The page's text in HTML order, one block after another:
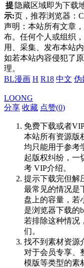
提
示:
隐藏区域即为下载
页，推荐浏览器：
声明：本站所有文章
布。任何个人或组织
用、采集、发布本站
如若本站内容侵犯了
理。
BL漫画 H R18 中文 伪
LOONG
分享 收藏 点赞(0)
免费下载或者
本站所有资源版
均只能用于参考
起版权纠纷，一
考 VIP介绍。
提示下载完但解
最常见的情况是
盘上的容量，若
是浏览器下载的
若排除这种情况
们。
找不到素材资源
对于会员专享、
模版等类型的素